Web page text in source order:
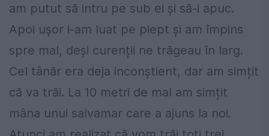
am putut să intru pe sub ei și să-i apuc.
Apoi ușor i-am luat pe piept și am împins
spre mal, deși curenții ne trăgeau în larg.
Cel tânăr era deja inconștient, dar am simțit
că va trăi. La 10 metri de mal am simțit
mâna unui salvamar care a ajuns la noi.